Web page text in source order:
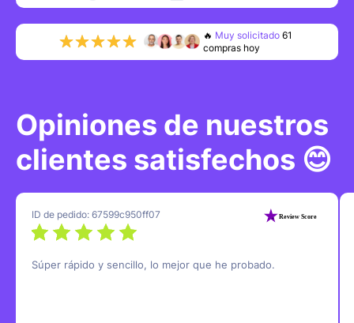
🔥 Muy solicitado 79
compras hoy
👍0clientes
Opiniones de nuestros
clientes satisfechos 😊
ID de pedido: 67599c950ff07
Súper rápido y sencillo, lo mejor que he probado.